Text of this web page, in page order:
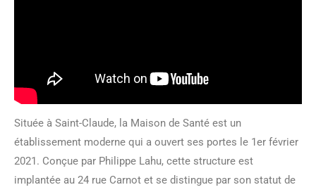
Située à Saint-Claude, la Maison de Santé est un
établissement moderne qui a ouvert ses portes le 1er février
2021. Conçue par Philippe Lahu, cette structure est
implantée au 24 rue Carnot et se distingue par son statut de